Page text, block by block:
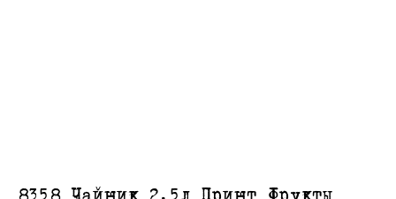
8358 Чайник 2,5л Принт Фрукты